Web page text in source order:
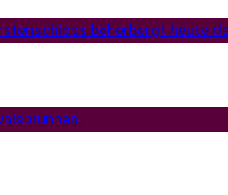
beherbergt heute